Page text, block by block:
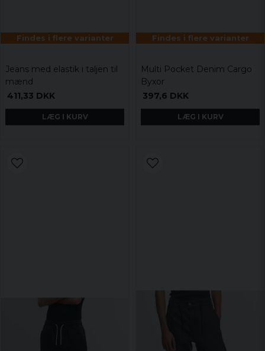
Findes i flere varianter
Jeans med elastik i taljen til
mænd
411,33 DKK
LÆG I KURV
Findes i flere varianter
Multi Pocket Denim Cargo
Byxor
397,6 DKK
LÆG I KURV